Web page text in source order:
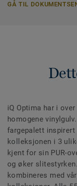
GÅ TIL
iQ Optima har i
homogene
fargepalett inspirert
kolleksjonen i 3
kjent for sin PUR-
og øker
kombineres med